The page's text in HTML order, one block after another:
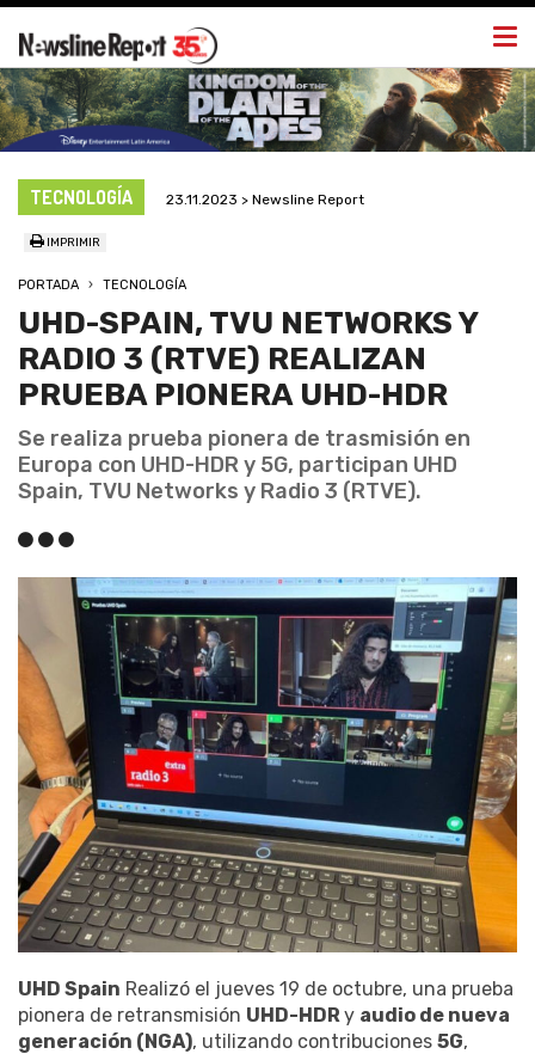
TECNOLOGÍA 23.11.2023 > Newsline Report
IMPRIMIR
PORTADA TECNOLOGÍA
UHD-SPAIN, TVU NETWORKS Y
RADIO 3 (RTVE) REALIZAN
PRUEBA PIONERA UHD-HDR
Se realiza prueba pionera de trasmisión en
Europa con UHD-HDR y 5G, participan UHD
Spain, TVU Networks y Radio 3 (RTVE).
UHD Spain Realizó el jueves 19 de octubre, una prueba
pionera de retransmisión UHD-HDR y audio de nueva
generación (NGA), utilizando contribuciones 5G,